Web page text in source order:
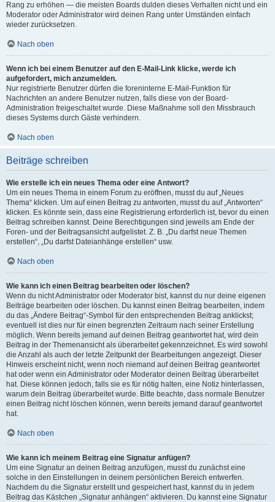
Rang zu erhöhen — die meisten Boards dulden dieses Verhalten nicht und ein
Moderator oder Administrator wird deinen Rang unter Umständen einfach
wieder zurücksetzen.
Nach oben
Wenn ich bei einem Benutzer auf den E-Mail-Link klicke, werde ich
aufgefordert, mich anzumelden.
Nur registrierte Benutzer dürfen die foreninterne E-Mail-Funktion für
Nachrichten an andere Benutzer nutzen, falls diese von der Board-
Administration freigeschaltet wurde. Diese Maßnahme soll den Missbrauch
dieses Systems durch Gäste verhindern.
Nach oben
Beiträge schreiben
Wie erstelle ich ein neues Thema oder eine Antwort?
Um ein neues Thema in einem Forum zu eröffnen, musst du auf „Neues
Thema“ klicken. Um auf einen Beitrag zu antworten, musst du auf „Antworten“
klicken. Es könnte sein, dass eine Registrierung erforderlich ist, bevor du einen
Beitrag schreiben kannst. Deine Berechtigungen sind jeweils am Ende der
Foren- und der Beitragsansicht aufgelistet. Z. B. „Du darfst neue Themen
erstellen“, „Du darfst Dateianhänge erstellen“ usw.
Nach oben
Wie kann ich einen Beitrag bearbeiten oder löschen?
Wenn du nicht Administrator oder Moderator bist, kannst du nur deine eigenen
Beiträge bearbeiten oder löschen. Du kannst einen Beitrag bearbeiten, indem
du das „Ändere Beitrag“-Symbol für den entsprechenden Beitrag anklickst;
eventuell ist dies nur für einen begrenzten Zeitraum nach seiner Erstellung
möglich. Wenn bereits jemand auf deinen Beitrag geantwortet hat, wird dein
Beitrag in der Themenansicht als überarbeitet gekennzeichnet. Es wird sowohl
die Anzahl als auch der letzte Zeitpunkt der Bearbeitungen angezeigt. Dieser
Hinweis erscheint nicht, wenn noch niemand auf deinen Beitrag geantwortet
hat oder wenn ein Administrator oder Moderator deinen Beitrag überarbeitet
hat. Diese können jedoch, falls sie es für nötig halten, eine Notiz hinterlassen,
warum dein Beitrag überarbeitet wurde. Bitte beachte, dass normale Benutzer
einen Beitrag nicht löschen können, wenn bereits jemand darauf geantwortet
hat.
Nach oben
Wie kann ich meinem Beitrag eine Signatur anfügen?
Um eine Signatur an deinen Beitrag anzufügen, musst du zunächst eine
solche in den Einstellungen in deinem persönlichen Bereich entwerfen.
Nachdem du die Signatur erstellt und gespeichert hast, kannst du in jedem
Beitrag das Kästchen „Signatur anhängen“ aktivieren. Du kannst eine Signatur